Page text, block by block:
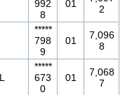
992
8
01
2
*****
798
9
01
7,096
8
*****
673
0
01
7,068
7